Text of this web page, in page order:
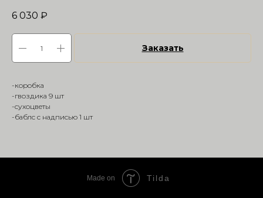
6 030 ₽
Заказать
-коробка
-гвоздика 9 шт
-сухоцветы
-баблс с надписью 1 шт
Made on Tilda